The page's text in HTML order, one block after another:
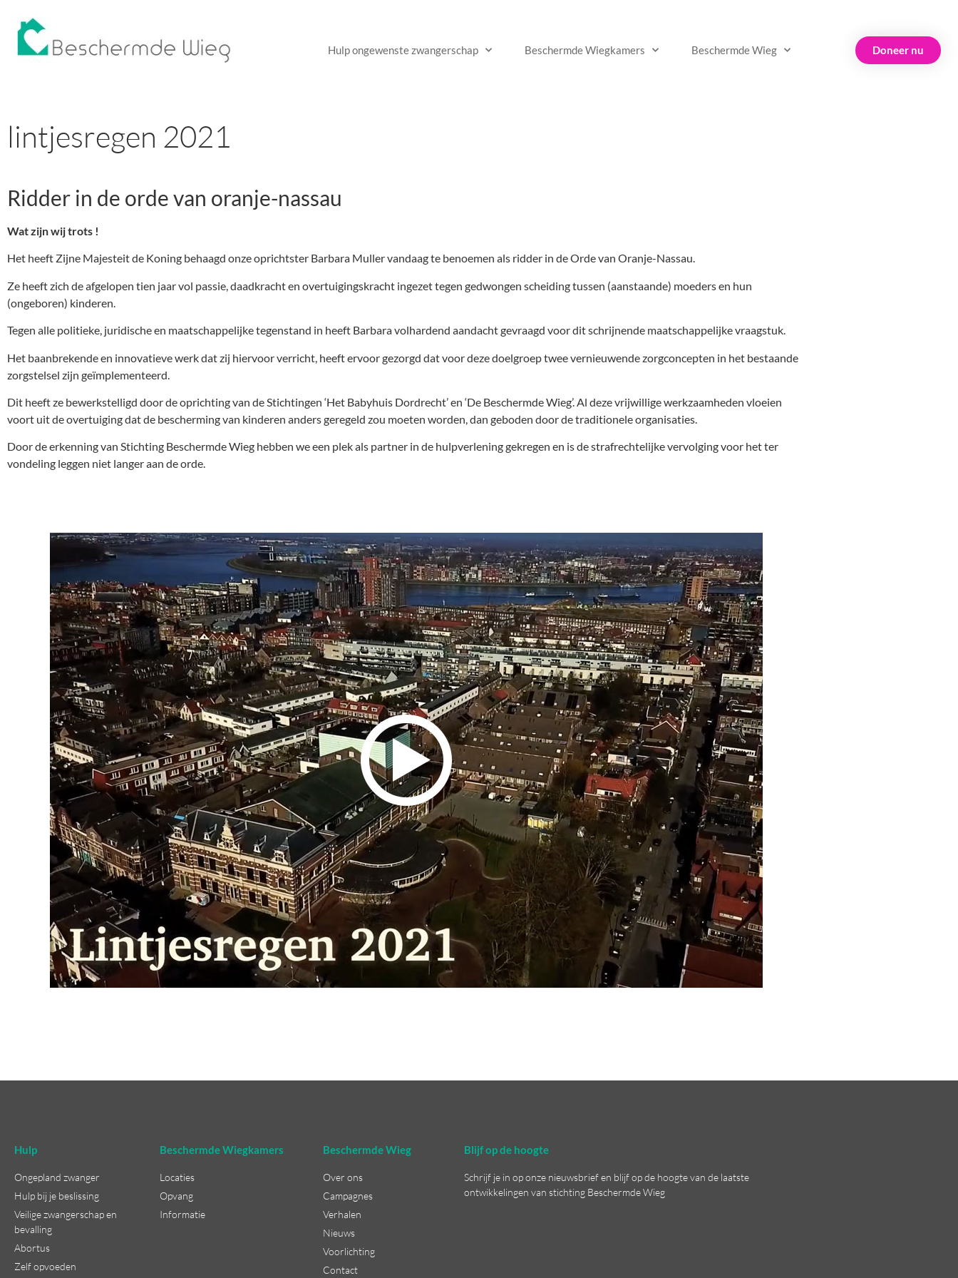
Hulp ongewenste zwangerschap Beschermde Wiegkamers Beschermde Wieg Doneer nu
lintjesregen 2021
Ridder in de orde van oranje-nassau
Wat zijn wij trots !
Het heeft Zijne Majesteit de Koning behaagd onze oprichtster Barbara Muller vandaag te benoemen als ridder in de Orde van Oranje-Nassau.
Ze heeft zich de afgelopen tien jaar vol passie, daadkracht en overtuigingskracht ingezet tegen gedwongen scheiding tussen (aanstaande) moeders en hun
(ongeboren) kinderen.
Tegen alle politieke, juridische en maatschappelijke tegenstand in heeft Barbara volhardend aandacht gevraagd voor dit schrijnende maatschappelijke vraagstuk.
Het baanbrekende en innovatieve werk dat zij hiervoor verricht, heeft ervoor gezorgd dat voor deze doelgroep twee vernieuwende zorgconcepten in het bestaande
zorgstelsel zijn geïmplementeerd.
Dit heeft ze bewerkstelligd door de oprichting van de Stichtingen ‘Het Babyhuis Dordrecht’ en ‘De Beschermde Wieg’. Al deze vrijwillige werkzaamheden vloeien
voort uit de overtuiging dat de bescherming van kinderen anders geregeld zou moeten worden, dan geboden door de traditionele organisaties.
Door de erkenning van Stichting Beschermde Wieg hebben we een plek als partner in de hulpverlening gekregen en is de strafrechtelijke vervolging voor het ter
vondeling leggen niet langer aan de orde.
Hulp
Ongepland zwanger
Hulp bij je beslissing
Veilige zwangerschap en
bevalling
Abortus
Zelf opvoeden
Beschermde Wiegkamers
Locaties
Opvang
Informatie
Beschermde Wieg
Over ons
Campagnes
Verhalen
Nieuws
Voorlichting
Contact
Blijf op de hoogte
Schrijf je in op onze nieuwsbrief en blijf op de hoogte van de laatste
ontwikkelingen van stichting Beschermde Wieg